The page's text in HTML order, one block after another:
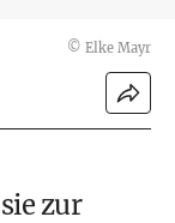
© Elke Mayr
zur